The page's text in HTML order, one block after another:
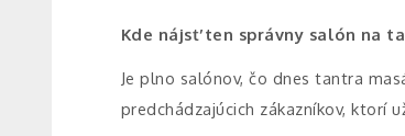
Kde nájsť ten správny salón na
Je plno salónov, čo dnes tantra
predchádzajúcich zákazníkov, ktorí